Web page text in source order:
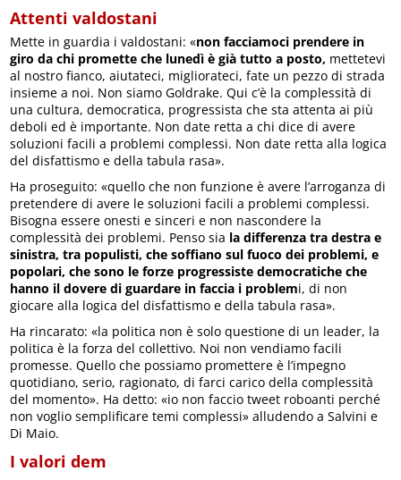
Attenti valdostani
Mette in guardia i valdostani: «non facciamoci prendere in
giro da chi promette che lunedì è già tutto a posto, mettetevi
al nostro fianco, aiutateci, migliorateci, fate un pezzo di strada
insieme a noi. Non siamo Goldrake. Qui c’è la complessità di
una cultura, democratica, progressista che sta attenta ai più
deboli ed è importante. Non date retta a chi dice di avere
soluzioni facili a problemi complessi. Non date retta alla logica
del disfattismo e della tabula rasa».
Ha proseguito: «quello che non funzione è avere l’arroganza di
pretendere di avere le soluzioni facili a problemi complessi.
Bisogna essere onesti e sinceri e non nascondere la
complessità dei problemi. Penso sia la differenza tra destra e
sinistra, tra populisti, che soffiano sul fuoco dei problemi, e
popolari, che sono le forze progressiste democratiche che
hanno il dovere di guardare in faccia i problemi, di non
giocare alla logica del disfattismo e della tabula rasa».
Ha rincarato: «la politica non è solo questione di un leader, la
politica è la forza del collettivo. Noi non vendiamo facili
promesse. Quello che possiamo promettere è l’impegno
quotidiano, serio, ragionato, di farci carico della complessità
del momento». Ha detto: «io non faccio tweet roboanti perché
non voglio semplificare temi complessi» alludendo a Salvini e
Di Maio.
I valori dem